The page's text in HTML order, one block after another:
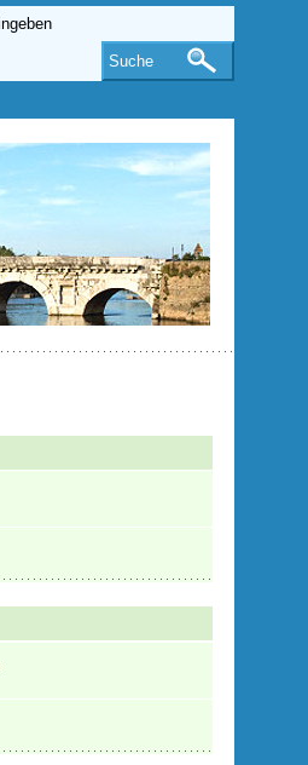
Suche